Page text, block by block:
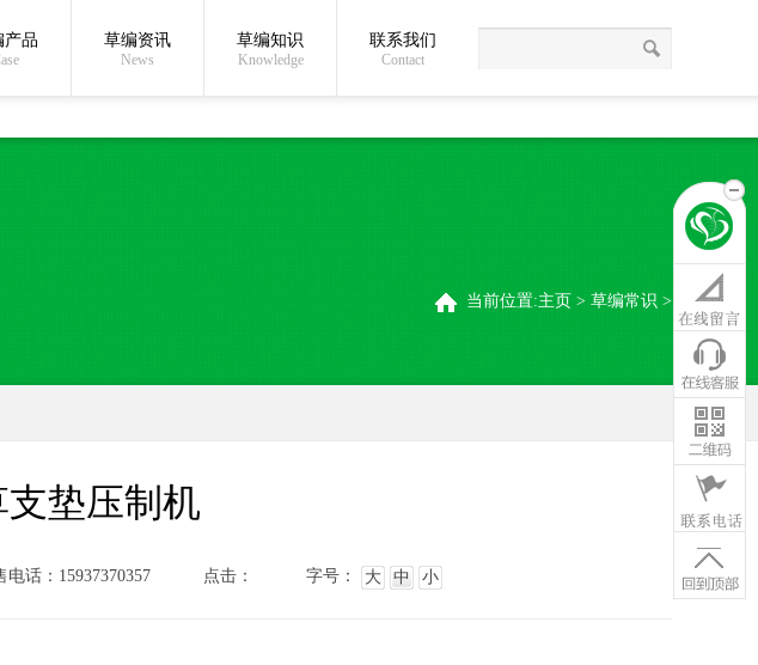
在线沟通: 关于我们 草编常识 稻夫草编制品厂
产品 草编资讯
News
草编知识
Knowledge
联系我们
Contact
当前位置:主页 > 草编常识 >
支垫压制机
电话：15937370357 点击： 字号： 大 中 小